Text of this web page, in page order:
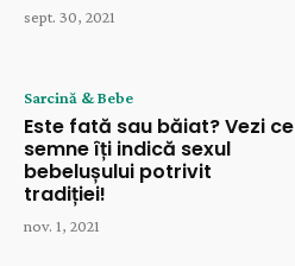
sept. 30, 2021
Sarcină & Bebe
Este fată sau băiat? Vezi ce
semne îți indică sexul
bebelușului potrivit
tradiției!
nov. 1, 2021